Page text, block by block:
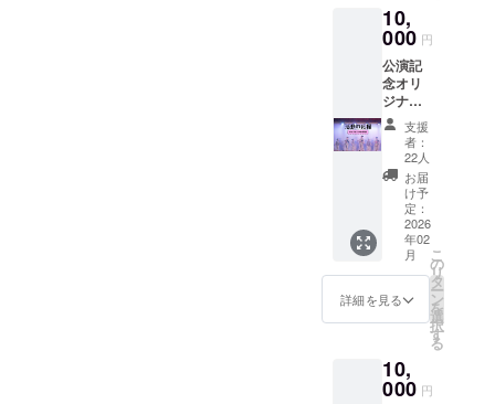
ターン
と同じ
内容に
なりま
す。
10,
000 円
公演記
念オリ
ジナル
タオル
１枚
(フェイ
スタオ
ル) サイ
ズ縦４
０セン
チ×横８
０セン
チ
支援
者：
22人
お届
け予
定：
2026
年02
月
詳細を見る
こ
の
リ
タ
ー
ン
を
選
択
す
る
10,
000 円